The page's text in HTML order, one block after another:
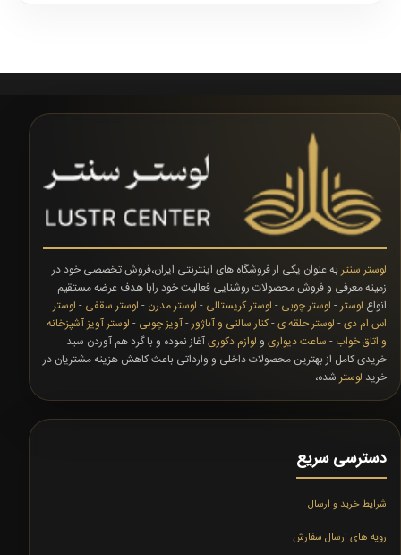
لوستر سنتر به عنوان یکی ار فروشگاه های اینترنتی ایران،فروش تخصصی خود در
زمینه معرفی و فروش محصولات روشنایی فعالیت خود رابا هدف عرضه مستقیم
انواع لوستر - لوستر چوبی - لوستر کریستالی - لوستر مدرن - لوستر سقفی - لوستر
اس ام دی- لوستر حلقه ی-کنار سالنی و آباژور-آویز چوبی - لوستر آویز آشپزخانه
و اتاق خواب - ساعت دیواری و لوازم دکوریآغاز نموده و با گرد هم آوردن سبد
خریدی کامل از بهترین محصولات داخلی و وارداتی باعث کاهش هزینه مشتریان در
خرید لوستر شده،
دسترسی سریع
شرایط خرید و ارسال
رویه های ارسال سفارش